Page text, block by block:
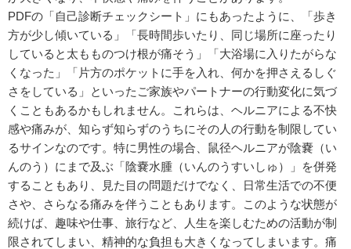
PDFの「自己診断チェックシート」にもあったように、「歩き
方が少し傾いている」「長時間歩いたり、同じ場所に座ったり
していると太もものつけ根が痛そう」「大浴場に入りたがらな
くなった」「片方のポケットに手を入れ、何かを押さえるしぐ
さをしている」といったご家族やパートナーの行動変化に気づ
くこともあるかもしれません。これらは、ヘルニアによる不快
感や痛みが、知らず知らずのうちにその人の行動を制限してい
るサインなのです。特に男性の場合、鼠径ヘルニアが陰嚢（い
んのう）にまで及ぶ「陰嚢水腫（いんのうすいしゅ）」を併発
することもあり、見た目の問題だけでなく、日常生活での不便
さや、さらなる痛みを伴うこともあります。このような状態が
続けば、趣味や仕事、旅行など、人生を楽しむための活動が制
限されてしまい、精神的な負担も大きくなってしまいます。痛